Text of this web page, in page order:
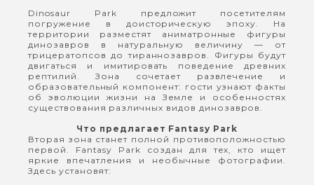
Dinosaur Park предложит посетителям
погружение в доисторическую эпоху. На
территории разместят аниматронные фигуры
динозавров в натуральную величину — от
трицератопсов до тираннозавров. Фигуры будут
двигаться и имитировать поведение древних
рептилий. Зона сочетает развлечение и
образовательный компонент: гости узнают факты
об эволюции жизни на Земле и особенностях
существования различных видов динозавров.
Что предлагает Fantasy Park
Вторая зона станет полной противоположностью
первой. Fantasy Park создан для тех, кто ищет
яркие впечатления и необычные фотографии.
Здесь установят: